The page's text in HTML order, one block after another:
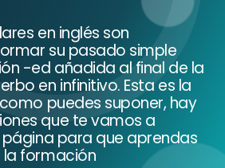
en inglés son
su pasado simple
-ed añadida al final de la
en infinitivo. Esta es la
puedes suponer, hay
que te vamos a
para que aprendas
formación